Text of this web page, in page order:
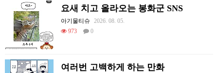
요새 치고 올라오는 봉화군 SNS
아기물티슈
2026. 08. 05.
973
0
여러번 고백하게 하는 만화